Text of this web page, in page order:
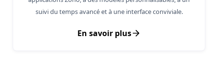
suivi du temps avancé et à une interface conviviale.
En savoir plus